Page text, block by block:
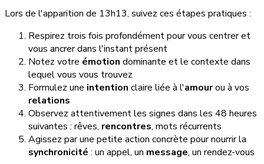
Lors de l'apparition de 13h13, suivez ces étapes pratiques :
Respirez trois fois profondément pour vous centrer et
vous ancrer dans l'instant présent
Notez votre émotion dominante et le contexte dans
lequel vous vous trouvez
Formulez une intention claire liée à l'amourou à vos
relations
Observez attentivement les signes dans les 48 heures
suivantes : rêves, rencontres, mots récurrents
Agissez par une petite action concrète pour nourrir la
synchronicité : un appel, un message, un rendez-vous